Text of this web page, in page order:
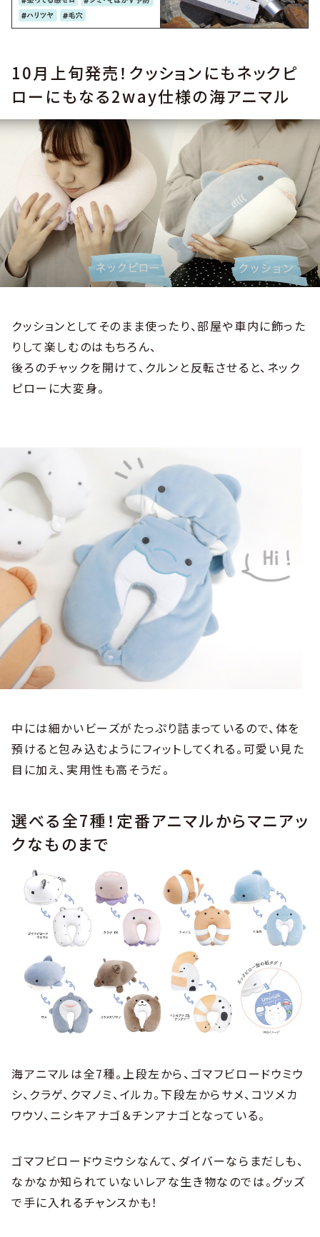
10月上旬発売！クッションにもネックピ
ローにもなる2way仕様の海アニマル
クッションとしてそのまま使ったり、部屋や車内に飾った
りして楽しむのはもちろん、
後ろのチャックを開けて、クルンと反転させると、ネック
ピローに大変身。
中には細かいビーズがたっぷり詰まっているので、体を
預けると包み込むようにフィットしてくれる。可愛い見た
目に加え、実用性も高そうだ。
選べる全7種！定番アニマルからマニアッ
クなものまで
海アニマルは全7種。上段左から、ゴマフビロードウミウ
シ、クラゲ、クマノミ、イルカ。下段左からサメ、コツメカ
ワウソ、ニシキアナゴ＆チンアナゴとなっている。
ゴマフビロードウミウシなんて、ダイバーならまだしも、
なかなか知られていないレアな生き物なのでは。グッズ
で手に入れるチャンスかも！